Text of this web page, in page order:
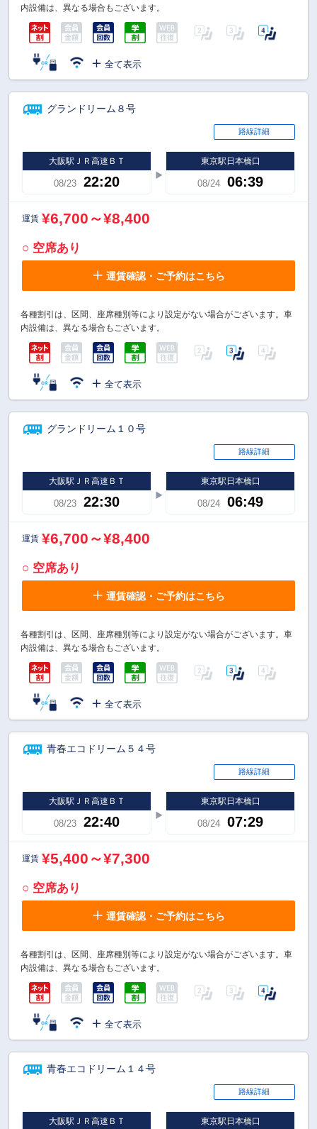
内設備は、異なる場合もございます。
全て表示
グランドリーム８号
路線詳細
大阪駅ＪＲ高速ＢＴ
08/23 22:20
東京駅日本橋口
08/24 06:39
運賃 ¥6,700～¥8,400
○ 空席あり
運賃確認・ご予約はこちら
各種割引は、区間、座席種別等により設定がない場合がございます。車
内設備は、異なる場合もございます。
全て表示
グランドリーム１０号
路線詳細
大阪駅ＪＲ高速ＢＴ
08/23 22:30
東京駅日本橋口
08/24 06:49
運賃 ¥6,700～¥8,400
○ 空席あり
運賃確認・ご予約はこちら
各種割引は、区間、座席種別等により設定がない場合がございます。車
内設備は、異なる場合もございます。
全て表示
青春エコドリーム５４号
路線詳細
大阪駅ＪＲ高速ＢＴ
08/23 22:40
東京駅日本橋口
08/24 07:29
運賃 ¥5,400～¥7,300
○ 空席あり
運賃確認・ご予約はこちら
各種割引は、区間、座席種別等により設定がない場合がございます。車
内設備は、異なる場合もございます。
全て表示
青春エコドリーム１４号
路線詳細
大阪駅ＪＲ高速ＢＴ 東京駅日本橋口